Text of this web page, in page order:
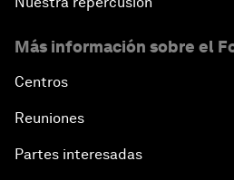
Más información sobre el
Centros
Reuniones
Partes interesadas